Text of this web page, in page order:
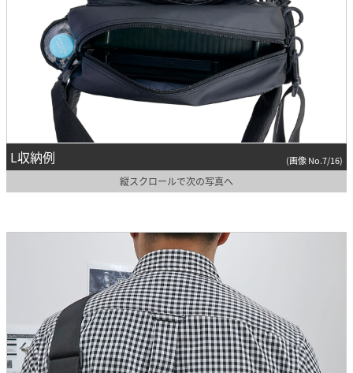
L収納例 (画像 No.7/16)
縦スクロールで次の写真へ